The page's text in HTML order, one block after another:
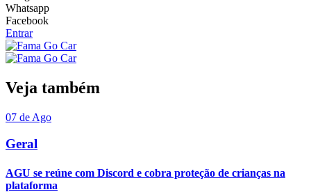
Whatsapp
Facebook
Entrar
Veja também
07 de Ago
Geral
AGU se reúne com Discord e cobra proteção de crianças na
plataforma